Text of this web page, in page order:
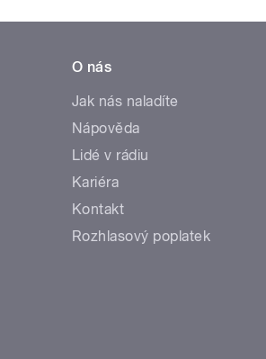
O nás
Jak nás naladíte
Nápověda
Lidé v rádiu
Kariéra
Kontakt
Rozhlasový poplatek